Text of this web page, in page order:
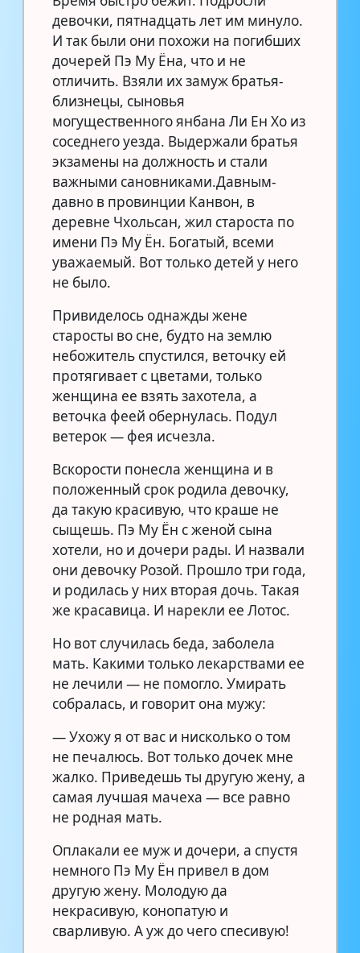
девочки, пятнадцать лет им минуло.
И так были они похожи на погибших
дочерей Пэ Му Ёна, что и не
отличить. Взяли их замуж братья-
близнецы, сыновья
могущественного янбана Ли Ен Хо из
соседнего уезда. Выдержали братья
экзамены на должность и стали
важными сановниками.Давным-
давно в провинции Канвон, в
деревне Чхольсан, жил староста по
имени Пэ Му Ён. Богатый, всеми
уважаемый. Вот только детей у него
не было.
Привиделось однажды жене
старосты во сне, будто на землю
небожитель спустился, веточку ей
протягивает с цветами, только
женщина ее взять захотела, а
веточка феей обернулась. Подул
ветерок — фея исчезла.
Вскорости понесла женщина и в
положенный срок родила девочку,
да такую красивую, что краше не
сыщешь. Пэ Му Ён с женой сына
хотели, но и дочери рады. И назвали
они девочку Розой. Прошло три года,
и родилась у них вторая дочь. Такая
же красавица. И нарекли ее Лотос.
Но вот случилась беда, заболела
мать. Какими только лекарствами ее
не лечили — не помогло. Умирать
собралась, и говорит она мужу:
— Ухожу я от вас и нисколько о том
не печалюсь. Вот только дочек мне
жалко. Приведешь ты другую жену, а
самая лучшая мачеха — все равно
не родная мать.
Оплакали ее муж и дочери, а спустя
немного Пэ Му Ён привел в дом
другую жену. Молодую да
некрасивую, конопатую и
сварливую. А уж до чего спесивую!